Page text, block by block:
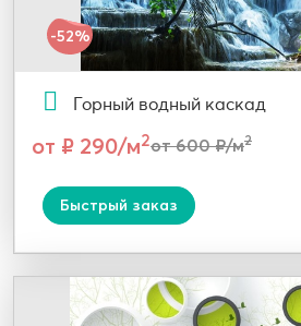
-52%
Горный водный каскад
от ₽ 290/м2от 600 ₽/м2
Быстрый заказ